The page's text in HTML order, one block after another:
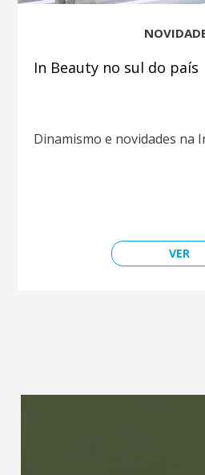
In Beauty no sul do país
Dinamismo e novidades na
VER